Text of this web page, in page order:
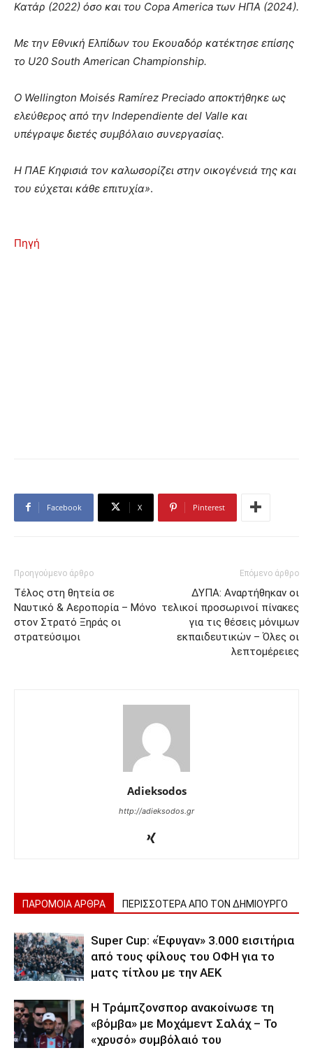
Κατάρ (2022) όσο και του Copa America των ΗΠΑ (2024).
Με την Εθνική Ελπίδων του Εκουαδόρ κατέκτησε επίσης
το U20 South American Championship.
Ο Wellington Moisés Ramírez Preciado αποκτήθηκε ως
ελεύθερος από την Independiente del Valle και
υπέγραψε διετές συμβόλαιο συνεργασίας.
Η ΠΑΕ Κηφισιά τον καλωσορίζει στην οικογένειά της και
του εύχεται κάθε επιτυχία».
Πηγή
Facebook X Pinterest
Προηγούμενο άρθρο
Τέλος στη θητεία σε
Ναυτικό & Αεροπορία – Μόνο
στον Στρατό Ξηράς οι
στρατεύσιμοι
Επόμενο άρθρο
ΔΥΠΑ: Αναρτήθηκαν οι
τελικοί προσωρινοί πίνακες
για τις θέσεις μόνιμων
εκπαιδευτικών – Όλες οι
λεπτομέρειες
Adieksodos
http://adieksodos.gr
ΠΑΡΟΜΟΙΑ ΑΡΘΡΑ ΠΕΡΙΣΣΟΤΕΡΑ ΑΠΟ ΤΟΝ ΔΗΜΙΟΥΡΓΟ
Super Cup: «Έφυγαν» 3.000 εισιτήρια
από τους φίλους του ΟΦΗ για το
ματς τίτλου με την ΑΕΚ
Η Τράμπζονσπορ ανακοίνωσε τη
«βόμβα» με Μοχάμεντ Σαλάχ – Το
«χρυσό» συμβόλαιό του